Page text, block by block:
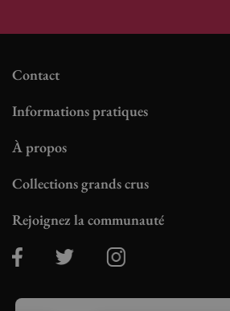
Contact
Informations pratiques
À propos
Collections grands crus
Rejoignez la communauté